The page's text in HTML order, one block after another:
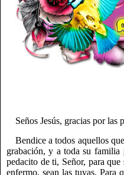
Seños Jesús, gracias por
Bendice a todos aquellos
grabación, y a toda su familia
pedacito de ti, Señor, para que
enfermo, sean las tuyas. Para